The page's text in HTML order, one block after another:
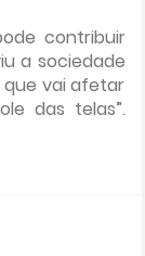
contribuir
a sociedade
que vai afetar
das telas”.